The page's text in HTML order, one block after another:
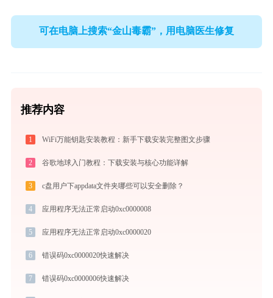
可在电脑上搜索“金山毒霸”，用电脑医生修复
推荐内容
1 WiFi万能钥匙安装教程：新手下载安装完整图文步骤
2 谷歌地球入门教程：下载安装与核心功能详解
3 c盘用户下appdata文件夹哪些可以安全删除？
4 应用程序无法正常启动0xc0000008
5 应用程序无法正常启动0xc0000020
6 错误码0xc0000020快速解决
7 错误码0xc0000006快速解决